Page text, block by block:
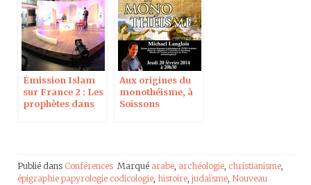
Émission Islam
sur France 2 : Les
prophètes dans
Aux origines du
monothéisme, à
Soissons
Publié dans Conférences Marqué arabe, archéologie, christianisme,
épigraphie papyrologie codicologie, histoire, judaïsme, Nouveau